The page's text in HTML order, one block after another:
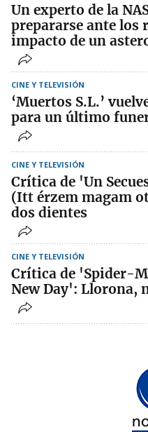
Un experto de la
prepararse ante los
impacto de un
CINE Y TELEVISIÓN
‘Muertos S.L.’
para un último
CINE Y TELEVISIÓN
Crítica de 'Un
(Itt érzem magam
dos dientes
CINE Y TELEVISIÓN
Crítica de 'Spider-
New Day': Llorona,